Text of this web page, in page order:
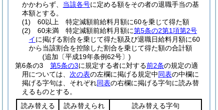
かかわらず、 当該各号に定める額をその者の退職手当の基
本額とする。
(1)
60以上 特定減額前給料月額に60を乗じて得た額
(2)
60未満 特定減額前給料月額に第5条の2第1項第2号
イに掲げる割合を乗じて得た額及び退職日給料月額に60
から当該割合を控除した割合を乗じて得た額の合計額
(追加〔平成19年条例62号〕)
第6条の3
第5条の3に規定する者に対する前2条の規定の適
用については、 次の表の左欄に掲げる規定中同表の中欄に
掲げる字句は、それぞれ同表の右欄に掲げる字句に読み替
えるものとする。
読み替える
読み替えられ
読み替える字句